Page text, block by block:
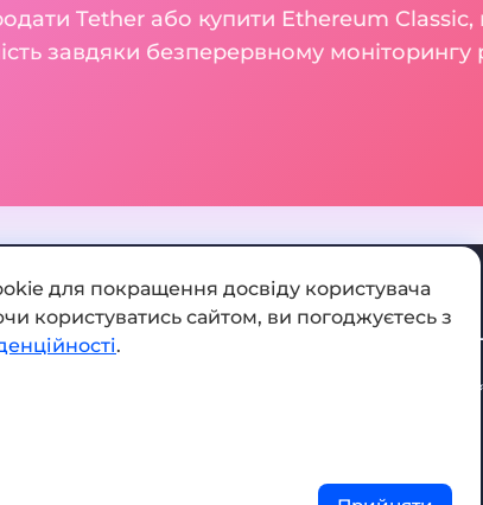
Tether або купити Ethereum Classic,
завдяки безперервному
Додати обмінник
для покращення досвіду користувача
користуватись сайтом, ви погоджуєтесь з
.